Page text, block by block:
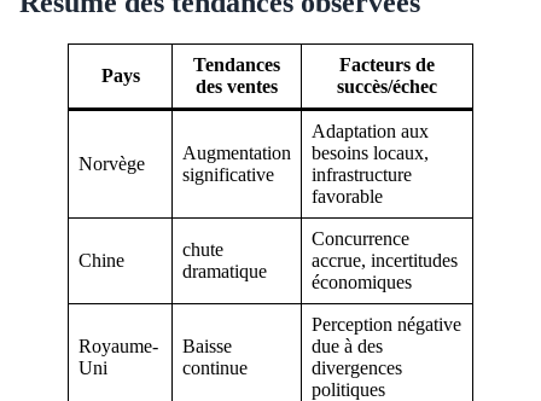
Pays
Tendances
des ventes
Facteurs de
succès/échec
Norvège
Augmentation
significative
Adaptation aux
besoins locaux,
infrastructure
favorable
Chine
chute
dramatique
Concurrence
accrue, incertitudes
économiques
Royaume-
Uni
Baisse
continue
Perception négative
due à des
divergences
politiques